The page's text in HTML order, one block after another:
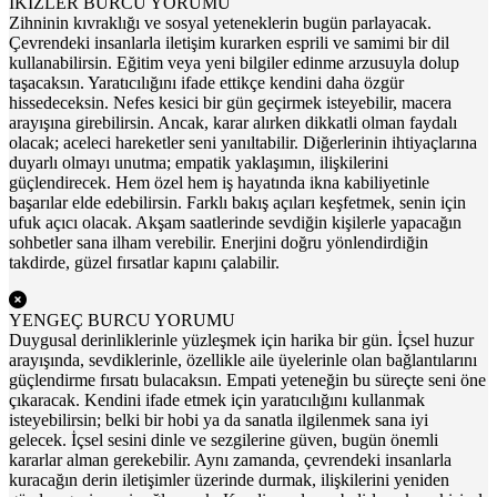
Zihninin kıvraklığı ve sosyal yeteneklerin bugün parlayacak.
Çevrendeki insanlarla iletişim kurarken esprili ve samimi bir dil
kullanabilirsin. Eğitim veya yeni bilgiler edinme arzusuyla dolup
taşacaksın. Yaratıcılığını ifade ettikçe kendini daha özgür
hissedeceksin. Nefes kesici bir gün geçirmek isteyebilir, macera
arayışına girebilirsin. Ancak, karar alırken dikkatli olman faydalı
olacak; aceleci hareketler seni yanıltabilir. Diğerlerinin ihtiyaçlarına
duyarlı olmayı unutma; empatik yaklaşımın, ilişkilerini
güçlendirecek. Hem özel hem iş hayatında ikna kabiliyetinle
başarılar elde edebilirsin. Farklı bakış açıları keşfetmek, senin için
ufuk açıcı olacak. Akşam saatlerinde sevdiğin kişilerle yapacağın
sohbetler sana ilham verebilir. Enerjini doğru yönlendirdiğin
takdirde, güzel fırsatlar kapını çalabilir.
YENGEÇ BURCU YORUMU
Duygusal derinliklerinle yüzleşmek için harika bir gün. İçsel huzur
arayışında, sevdiklerinle, özellikle aile üyelerinle olan bağlantılarını
güçlendirme fırsatı bulacaksın. Empati yeteneğin bu süreçte seni öne
çıkaracak. Kendini ifade etmek için yaratıcılığını kullanmak
isteyebilirsin; belki bir hobi ya da sanatla ilgilenmek sana iyi
gelecek. İçsel sesini dinle ve sezgilerine güven, bugün önemli
kararlar alman gerekebilir. Aynı zamanda, çevrendeki insanlarla
kuracağın derin iletişimler üzerinde durmak, ilişkilerini yeniden